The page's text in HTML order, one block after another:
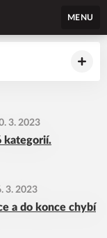
MENU
3. 2023
kategorií.
3. 2023
a do konce chybí